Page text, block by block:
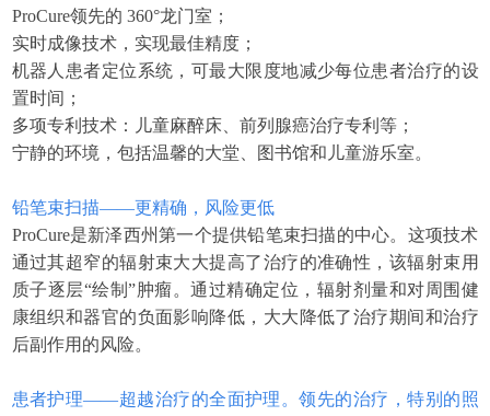
ProCure领先的 360°龙门室；
实时成像技术，实现最佳精度；
机器人患者定位系统，可最大限度地减少每位患者治疗的设
置时间；
多项专利技术：儿童麻醉床、前列腺癌治疗专利等；
宁静的环境，包括温馨的大堂、图书馆和儿童游乐室。
铅笔束扫描——更精确，风险更低
ProCure是新泽西州第一个提供铅笔束扫描的中心。这项技术
通过其超窄的辐射束大大提高了治疗的准确性，该辐射束用
质子逐层“绘制”肿瘤。通过精确定位，辐射剂量和对周围健
康组织和器官的负面影响降低，大大降低了治疗期间和治疗
后副作用的风险。
患者护理——超越治疗的全面护理。领先的治疗，特别的照